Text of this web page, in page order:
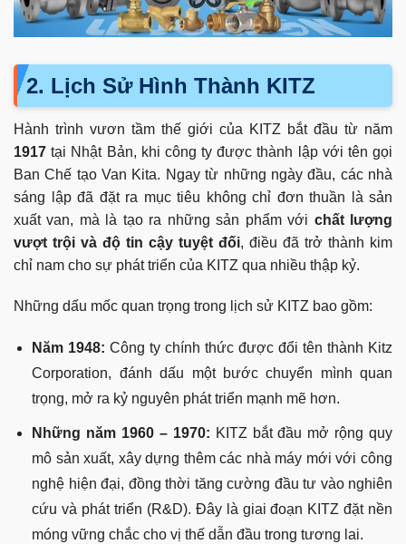
2. Lịch Sử Hình Thành KITZ
Hành trình vươn tầm thế giới của KITZ bắt đầu từ năm
1917 tại Nhật Bản, khi công ty được thành lập với tên gọi
Ban Chế tạo Van Kita. Ngay từ những ngày đầu, các nhà
sáng lập đã đặt ra mục tiêu không chỉ đơn thuần là sản
xuất van, mà là tạo ra những sản phẩm với chất lượng
vượt trội và độ tin cậy tuyệt đối, điều đã trở thành kim
chỉ nam cho sự phát triển của KITZ qua nhiều thập kỷ.
Những dấu mốc quan trọng trong lịch sử KITZ bao gồm:
Năm 1948: Công ty chính thức được đổi tên thành Kitz
Corporation, đánh dấu một bước chuyển mình quan
trọng, mở ra kỷ nguyên phát triển mạnh mẽ hơn.
Những năm 1960 – 1970: KITZ bắt đầu mở rộng quy
mô sản xuất, xây dựng thêm các nhà máy mới với công
nghệ hiện đại, đồng thời tăng cường đầu tư vào nghiên
cứu và phát triển (R&D). Đây là giai đoạn KITZ đặt nền
móng vững chắc cho vị thế dẫn đầu trong tương lai.